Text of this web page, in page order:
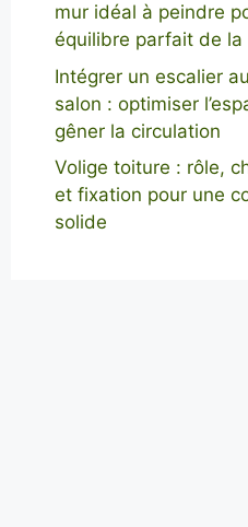
mur idéal à peindre
équilibre parfait de la
Intégrer un escalier
salon : optimiser
gêner la circulation
Volige toiture : rôle,
et fixation pour une
solide